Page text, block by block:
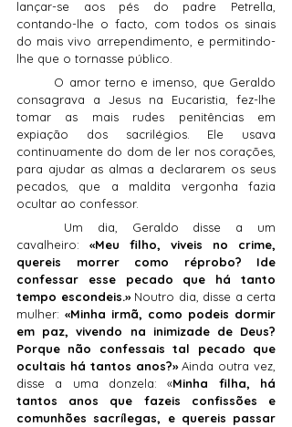
lançar-se aos pés do padre Petrella,
contando-lhe o facto, com todos os sinais
do mais vivo arrependimento, e permitindo-
lhe que o tornasse público.
consagrava a Jesus na Eucaristia, fez-lhe
tomar as mais rudes penitências em
expiação dos sacrilégios. Ele usava
continuamente do dom de ler nos corações,
para ajudar as almas a declararem os seus
pecados, que a maldita vergonha fazia
ocultar ao confessor.
cavalheiro: «Meu filho, viveis no crime,
quereis morrer como réprobo? Ide
confessar esse pecado que há tanto
tempo escondeis.» Noutro dia, disse a certa
mulher: «Minha irmã, como podeis dormir
em paz, vivendo na inimizade de Deus?
Porque não confessais tal pecado que
ocultais há tantos anos?» Ainda outra vez,
disse a uma donzela: «Minha filha, há
tantos anos que fazeis confissões e
comunhões sacrílegas, e quereis passar